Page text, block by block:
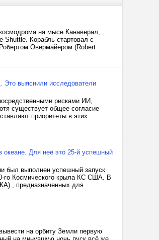
на мысе Канаверал,
Корабль стартовал с
Овермайером (Robert
Это выяснили исследователи
рисками ИИ,
существует общее согласие
приоритеты в этих
океане. Для неё это 25-й успешный
был выполнен успешный запуск
го Космического крыла КС США. В
предназначенных для
на орбиту Земли первую